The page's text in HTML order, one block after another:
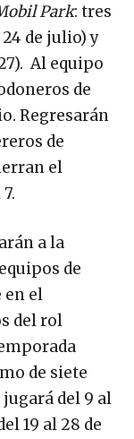
Park: tres
de julio) y
Al equipo
de
Regresarán
de
el
a la
de
en el
del rol
de siete
del 9 al
19 al 28 de